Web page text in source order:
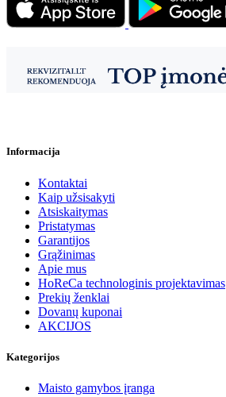
Informacija
Kontaktai
Kaip užsisakyti
Atsiskaitymas
Pristatymas
Garantijos
Grąžinimas
Apie mus
HoReCa technologinis projektavimas
Prekių ženklai
Dovanų kuponai
AKCIJOS
Kategorijos
Maisto gamybos įranga